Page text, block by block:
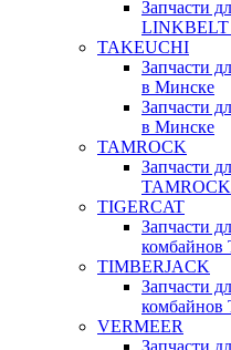
Запчасти
LINKBELT
TAKEUCHI
Запчасти
в Минске
Запчасти
в Минске
TAMROCK
Запчасти
TIGERCAT
Запчасти
TIMBERJACK
Запчасти
VERMEER
Запчасти